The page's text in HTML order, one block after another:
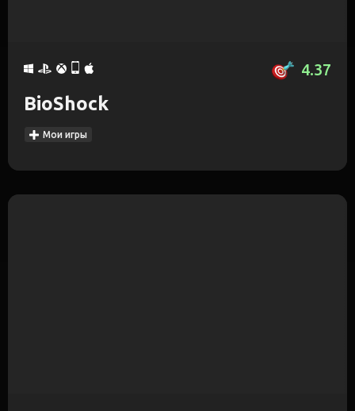
4.37
BioShock
Мои игры